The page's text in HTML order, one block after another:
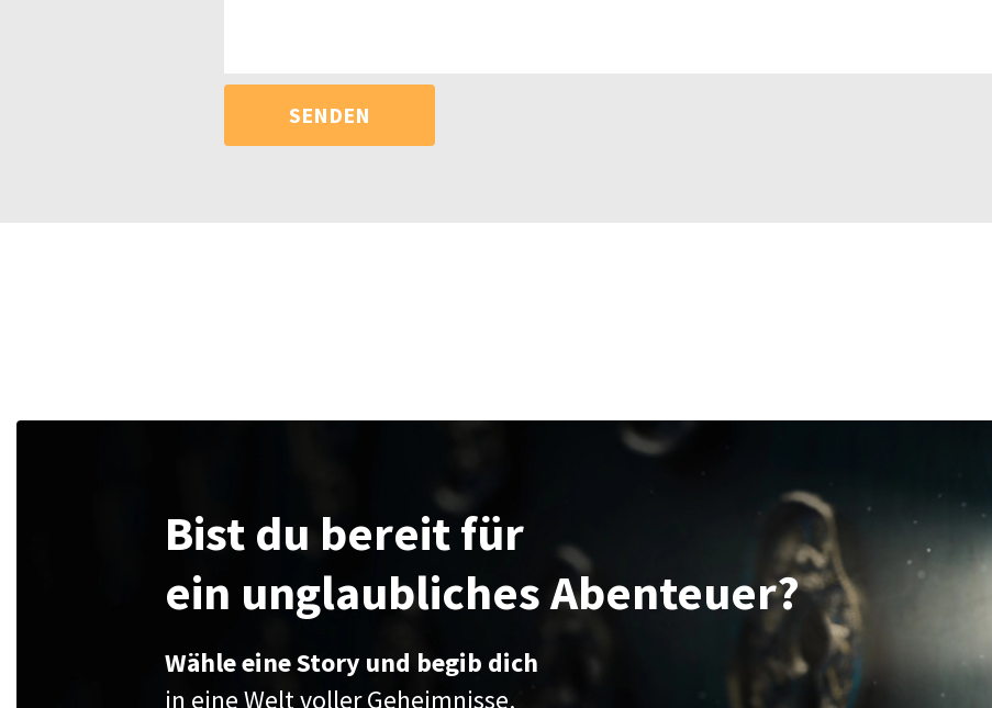
Bist du bereit für
ein unglaubliches Abenteuer?
Wähle eine Story und begib dich
in eine Welt voller Geheimnisse.